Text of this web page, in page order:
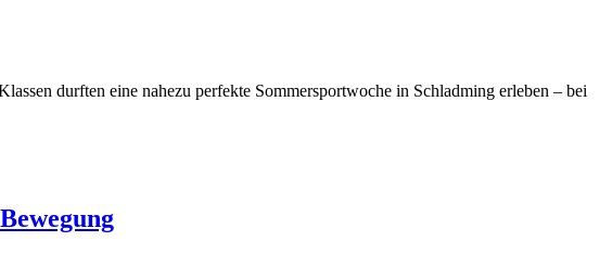
durften eine nahezu perfekte Sommersportwoche in Schladming erleben – bei